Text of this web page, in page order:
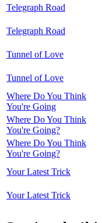
Telegraph Road
Telegraph Road
Tunnel of Love
Tunnel of Love
Where Do You Think
You're Going
Where Do You Think
You're Going?
Where Do You Think
You're Going?
Your Latest Trick
Your Latest Trick